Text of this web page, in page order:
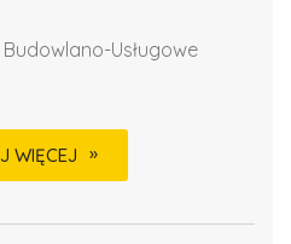
Usługowe
WIĘCEJ